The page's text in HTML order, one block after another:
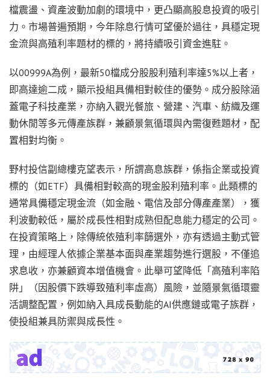
檔震盪、資產波動加劇的環境中，更凸顯高股息投資的吸引
力。市場普遍預期，今年除息行情可望優於過往，具穩定現
金流與高殖利率題材的標的，將持續吸引資金進駐。
以00999A為例，最新50檔成分股股利殖利率達5%以上者，
即高達逾二成，顯示投組具備相對較佳的優勢。成分股除涵
蓋電子科技產業，亦納入觀光餐旅、營建、汽車、紡織及運
動休閒等多元傳產族群，兼顧景氣循環與內需復甦題材，配
置相對均衡。
野村投信副總樓克望表示，所謂高息族群，係指企業或投資
標的（如ETF）具備相對較高的現金股利殖利率。此類標的
通常具備穩定現金流（如金融、電信及部分傳產產業），獲
利波動較低，屬於成長性相對成熟但配息能力穩定的公司。
在投資策略上，除傳統依殖利率篩選外，亦有透過主動式管
理，由經理人依據企業基本面與產業趨勢進行選股，不僅追
求息收，亦兼顧資本增值機會。此舉可望降低「高殖利率陷
阱」（因股價下跌導致殖利率虛高）風險，並隨景氣循環靈
活調整配置，例如納入具成長動能的AI供應鏈或電子族群，
使投組兼具防禦與成長性。